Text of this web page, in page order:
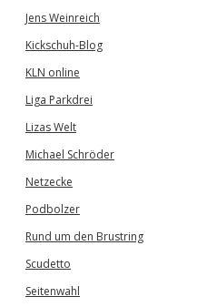
Jens Weinreich
Kickschuh-Blog
KLN online
Liga Parkdrei
Lizas Welt
Michael Schröder
Netzecke
Podbolzer
Rund um den Brustring
Scudetto
Seitenwahl